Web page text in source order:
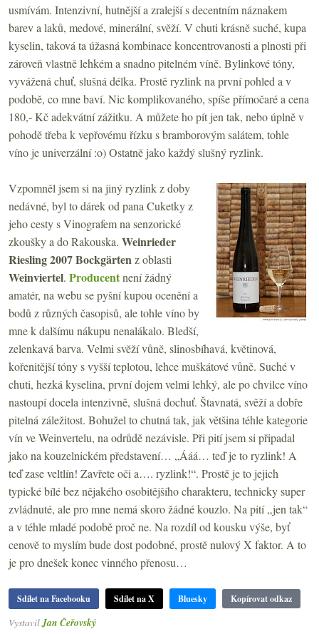
usmívám. Intenzivní, hutnější a zralejší s decentním náznakem
barev a laků, medové, minerální, svěží. V chuti krásně suché, kupa
kyselin, taková ta úžasná kombinace koncentrovanosti a plnosti při
zároveň vlastně lehkém a snadno pitelném víně. Bylinkové tóny,
vyvážená chuť, slušná délka. Prostě ryzlink na první pohled a v
podobě, co mne baví. Nic komplikovaného, spíše přímočaré a cena
180,- Kč adekvátní zážitku. A můžete ho pít jen tak, nebo úplně v
pohodě třeba k vepřovému řízku s bramborovým salátem, tohle
víno je univerzální :o) Ostatně jako každý slušný ryzlink.
Vzpomněl jsem si na jiný ryzlink z doby
nedávné, byl to dárek od pana Cuketky z
jeho cesty s Vinografem na senzorické
zkoušky a do Rakouska. Weinrieder
Riesling 2007 Bockgärtenz oblasti
Weinviertel. Producentnení žádný
amatér, na webu se pyšní kupou ocenění a
bodů z různých časopisů, ale tohle víno by
mne k dalšímu nákupu nenalákalo. Bledší,
zelenkavá barva. Velmi svěží vůně, slinosbíhavá, květinová,
kořenitější tóny s vyšší teplotou, lehce muškátové vůně. Suché v
chuti, hezká kyselina, první dojem velmi lehký, ale po chvilce víno
nastoupí docela intenzivně, slušná dochuť. Štavnatá, svěží a dobře
pitelná záležitost. Bohužel to chutná tak, jak většina téhle kategorie
vín ve Weinvertelu, na odrůdě nezávisle. Při pití jsem si připadal
jako na kouzelnickém představení… „Ááá… teď je to ryzlink! A
teď zase veltlín! Zavřete oči a…. ryzlink!“. Prostě je to jejich
typické bílé bez nějakého osobitějšího charakteru, technicky super
zvládnuté, ale pro mne nemá skoro žádné kouzlo. Na pití „jen tak“
a v téhle mladé podobě proč ne. Na rozdíl od kousku výše, byť
cenově to myslím bude dost podobné, prostě nulový X faktor. A to
je pro dnešek konec vinného přenosu…
Sdílet na Facebooku Sdílet na X Bluesky Kopírovat odkaz
Vystavil Jan Čeřovský